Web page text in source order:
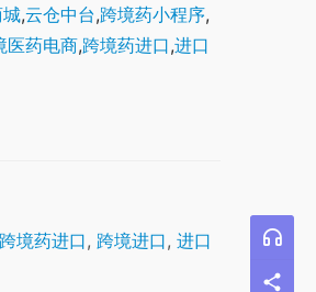
城,云仓中台,跨境药小程序,
医药电商,跨境药进口,进口
跨境药进口, 跨境进口, 进口